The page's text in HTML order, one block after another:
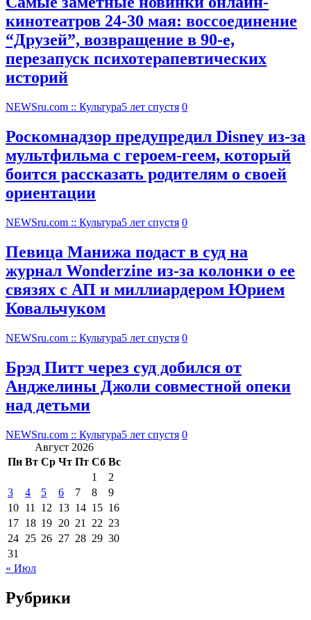
кинотеатров 24-30 мая: воссоединение
“Друзей”, возвращение в 90-е,
перезапуск психотерапевтических
историй
NEWSru.com :: Культура5 лет спустя 0
Роскомнадзор предупредил Disney из-за
мультфильма c героем-геем, который
боится рассказать родителям о своей
ориентации
NEWSru.com :: Культура5 лет спустя 0
Певица Манижа подаст в суд на
журнал Wonderzine из-за колонки о ее
связях с АП и миллиардером Юрием
Ковальчуком
NEWSru.com :: Культура5 лет спустя 0
Брэд Питт через суд добился от
Анджелины Джоли совместной опеки
над детьми
NEWSru.com :: Культура5 лет спустя 0
Август 2026
Пн Вт Ср Чт Пт Сб Вс
1
2
3
4 5 6 7 8
9
10 11 12 13 14 15 16
17 18 19 20 21 22 23
24 25 26 27 28 29 30
31
« Июл
Рубрики